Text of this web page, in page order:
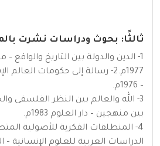
ثالثًا: بحوث ودراسات نشرت
1- الدين والدولة بين التاريخ والواقع
1977م.2- رسالة إلى حكومات
– 1976م.
3- الله والعالم بين النظر الفلسفى
بين منهجين – دار العلوم 1983م.
4- المنطلقات الفكرية للأصولية
الدراسات العربية للعلوم الإنسانية –